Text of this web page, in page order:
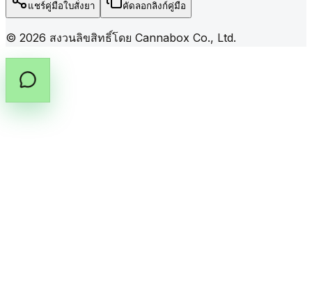
แชร์คู่มือใบสั่งยา คัดลอกลิงก์คู่มือ
© 2026 สงวนลิขสิทธิ์โดย Cannabox Co., Ltd.